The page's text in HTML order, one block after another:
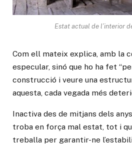
Estat actual de l’interior
Com ell mateix explica, amb la
especular, sinó que ho ha fet
construcció i veure una
aquesta, cada vegada més
Inactiva des de mitjans dels
troba en força mal estat, tot i
treballa per garantir-ne